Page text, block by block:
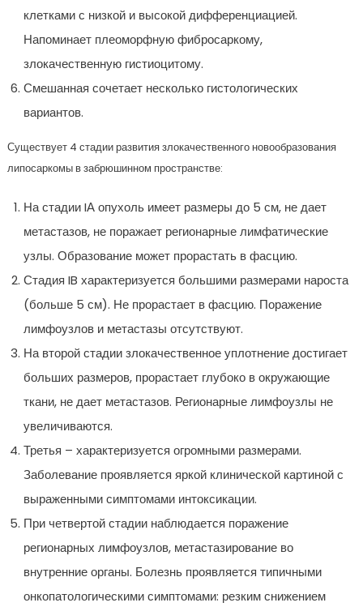
клетками с низкой и высокой дифференциацией.
Напоминает плеоморфную фибросаркому,
злокачественную гистиоцитому.
Смешанная сочетает несколько гистологических
вариантов.
Существует 4 стадии развития злокачественного новообразования
липосаркомы в забрюшинном пространстве:
На стадии IА опухоль имеет размеры до 5 см, не дает
метастазов, не поражает регионарные лимфатические
узлы. Образование может прорастать в фасцию.
Стадия IB характеризуется большими размерами нароста
(больше 5 см). Не прорастает в фасцию. Поражение
лимфоузлов и метастазы отсутствуют.
На второй стадии злокачественное уплотнение достигает
больших размеров, прорастает глубоко в окружающие
ткани, не дает метастазов. Регионарные лимфоузлы не
увеличиваются.
Третья – характеризуется огромными размерами.
Заболевание проявляется яркой клинической картиной с
выраженными симптомами интоксикации.
При четвертой стадии наблюдается поражение
регионарных лимфоузлов, метастазирование во
внутренние органы. Болезнь проявляется типичными
онкопатологическими симптомами: резким снижением